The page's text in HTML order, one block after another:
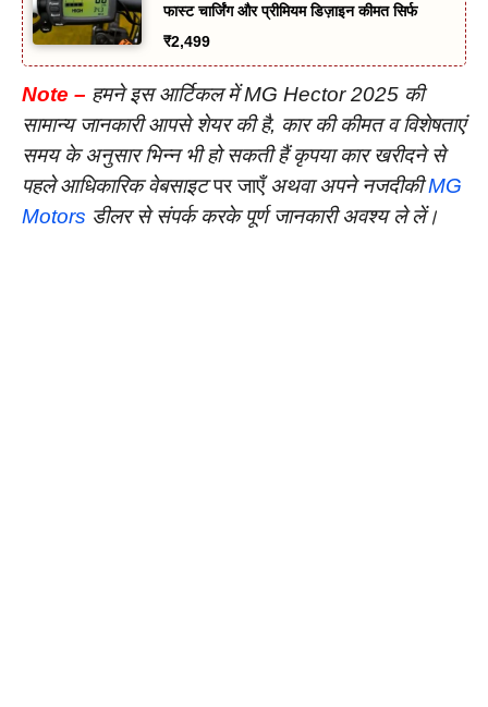
फास्ट चार्जिंग और प्रीमियम डिज़ाइन कीमत सिर्फ
₹2,499
Note – हमने इस आर्टिकल में MG Hector 2025 की
सामान्य जानकारी आपसे शेयर की है, कार की कीमत व विशेषताएं
समय के अनुसार भिन्न भी हो सकती हैं कृपया कार खरीदने से
पहले आधिकारिक वेबसाइटपर जाएँअथवा अपने नजदीकीMG
Motors डीलर से संपर्क करके पूर्ण जानकारी अवश्य ले लें।